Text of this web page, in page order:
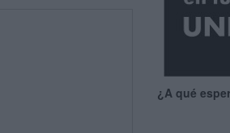
¿A qué